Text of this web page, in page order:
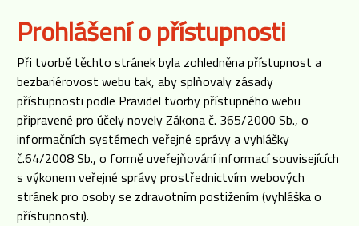
Prohlášení o přístupnosti
Při tvorbě těchto stránek byla zohledněna přístupnost a
bezbariérovost webu tak, aby splňovaly zásady
přístupnosti podle Pravidel tvorby přístupného webu
připravené pro účely novely Zákona č. 365/2000 Sb., o
informačních systémech veřejné správy a vyhlášky
č.64/2008 Sb., o formě uveřejňování informací souvisejících
s výkonem veřejné správy prostřednictvím webových
stránek pro osoby se zdravotním postižením (vyhláška o
přístupnosti).